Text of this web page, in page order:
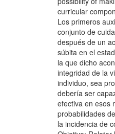
curricular
Los primeros
conjunto de
después de un
súbita en el
la que dicho
integridad de la
individuo, sea
debería ser
efectiva en esos
probabilidades
la incidencia de